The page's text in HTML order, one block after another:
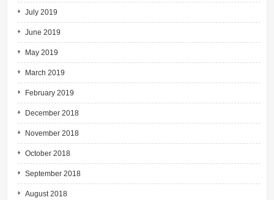
July 2019
June 2019
May 2019
March 2019
February 2019
December 2018
November 2018
October 2018
September 2018
August 2018